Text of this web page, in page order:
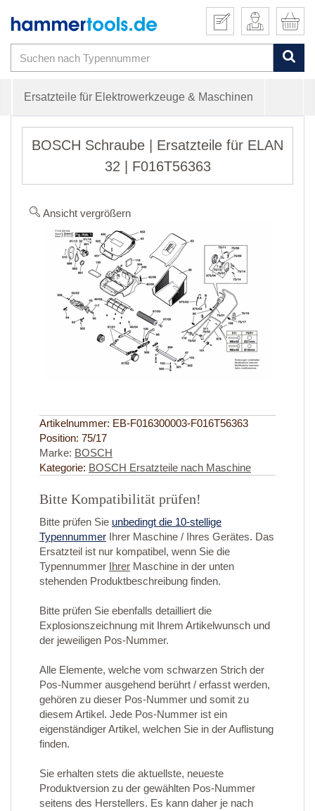
Ersatzteile für Elektrowerkzeuge & Maschinen
BOSCH Schraube | Ersatzteile für ELAN
32 | F016T56363
Ansicht vergrößern
Artikelnummer: EB-F016300003-F016T56363
Position: 75/17
Marke: BOSCH
Kategorie: BOSCH Ersatzteile nach Maschine
Bitte Kompatibilität prüfen!
Bitte prüfen Sie unbedingt die 10-stellige
Typennummer Ihrer Maschine / Ihres Gerätes. Das
Ersatzteil ist nur kompatibel, wenn Sie die
Typennummer Ihrer Maschine in der unten
stehenden Produktbeschreibung finden.
Bitte prüfen Sie ebenfalls detailliert die
Explosionszeichnung mit Ihrem Artikelwunsch und
der jeweiligen Pos-Nummer.
Alle Elemente, welche vom schwarzen Strich der
Pos-Nummer ausgehend berührt / erfasst werden,
gehören zu dieser Pos-Nummer und somit zu
diesem Artikel. Jede Pos-Nummer ist ein
eigenständiger Artikel, welchen Sie in der Auflistung
finden.
Sie erhalten stets die aktuellste, neueste
Produktversion zu der gewählten Pos-Nummer
seitens des Herstellers. Es kann daher je nach